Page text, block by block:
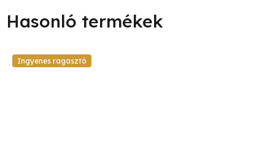
Ingyenes ragasztó